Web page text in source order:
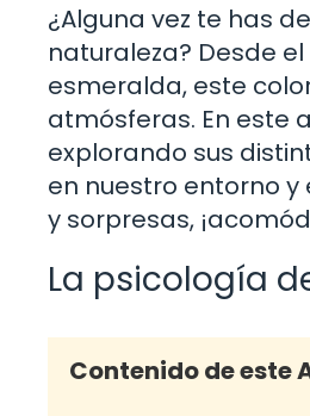
¿Alguna vez te has
naturaleza? Desde
esmeralda, este
atmósferas. En este
explorando sus
en nuestro entorno y
y sorpresas,
La psicología
Contenido de este